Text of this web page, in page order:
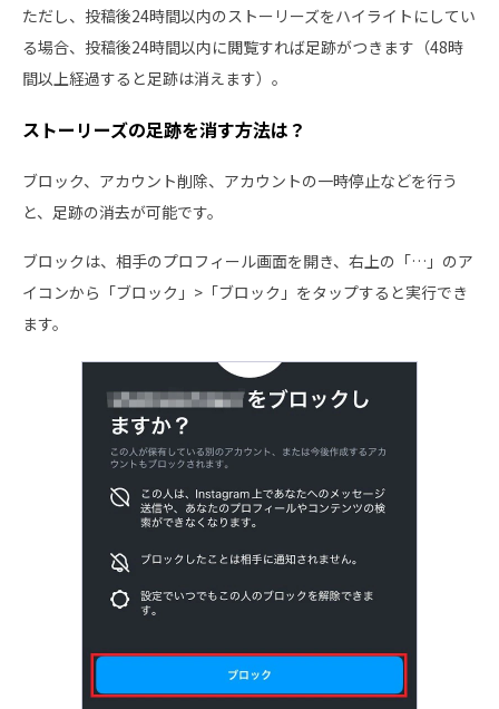
ただし、投稿後24時間以内のストーリーズをハイライトにしてい
る場合、投稿後24時間以内に閲覧すれば足跡がつきます（48時
間以上経過すると足跡は消えます）。
ストーリーズの足跡を消す方法は？
ブロック、アカウント削除、アカウントの一時停止などを行う
と、足跡の消去が可能です。
ブロックは、相手のプロフィール画面を開き、右上の「…」のア
イコンから「ブロック」>「ブロック」をタップすると実行でき
ます。